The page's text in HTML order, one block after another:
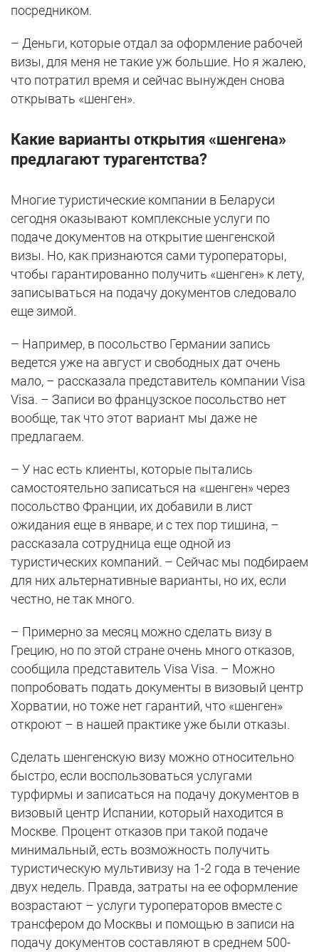
посредником.
– Деньги, которые отдал за оформление рабочей
визы, для меня не такие уж большие. Но я жалею,
что потратил время и сейчас вынужден снова
открывать «шенген».
Какие варианты открытия «шенгена»
предлагают турагентства?
Многие туристические компании в Беларуси
сегодня оказывают комплексные услуги по
подаче документов на открытие шенгенской
визы. Но, как признаются сами туроператоры,
чтобы гарантированно получить «шенген» к лету,
записываться на подачу документов следовало
еще зимой.
– Например, в посольство Германии запись
ведется уже на август и свободных дат очень
мало, – рассказала представитель компании Visa
Visa. – Записи во французское посольство нет
вообще, так что этот вариант мы даже не
предлагаем.
– У нас есть клиенты, которые пытались
самостоятельно записаться на «шенген» через
посольство Франции, их добавили в лист
ожидания еще в январе, и с тех пор тишина, –
рассказала сотрудница еще одной из
туристических компаний. – Сейчас мы подбираем
для них альтернативные варианты, но их, если
честно, не так много.
– Примерно за месяц можно сделать визу в
Грецию, но по этой стране очень много отказов,
сообщила представитель Visa Visa. – Можно
попробовать подать документы в визовый центр
Хорватии, но тоже нет гарантий, что «шенген»
откроют – в нашей практике уже были отказы.
Сделать шенгенскую визу можно относительно
быстро, если воспользоваться услугами
турфирмы и записаться на подачу документов в
визовый центр Испании, который находится в
Москве. Процент отказов при такой подаче
минимальный, есть возможность получить
туристическую мультивизу на 1-2 года в течение
двух недель. Правда, затраты на ее оформление
возрастают – услуги туроператоров вместе с
трансфером до Москвы и помощью в записи на
подачу документов составляют в среднем 500-